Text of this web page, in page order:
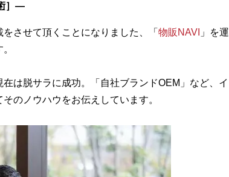
］―
させて頂くことになりました、「 物販NAVI 」を運
は脱サラに成功。「自社ブランドOEM」など、イ
のノウハウをお伝えしています。